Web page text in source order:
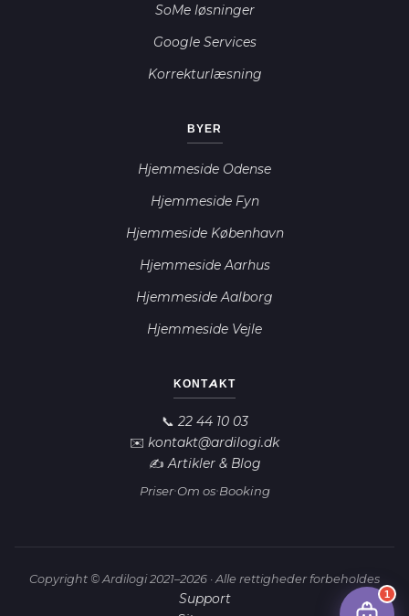
SoMe løsninger
Google Services
Korrekturlæsning
BYER
Hjemmeside Odense
Hjemmeside Fyn
Hjemmeside København
Hjemmeside Aarhus
Hjemmeside Aalborg
Hjemmeside Vejle
KONTAKT
📞 22 44 10 03
✉️ kontakt@ardilogi.dk
✍️ Artikler & Blog
Priser·Om os·Booking
Copyright © Ardilogi 2021–2026 · Alle rettigheder forbeholdes
Support
1
Hej! 👋 Jeg er Ardilogi's AI-assistent.
Jeg hjælper dig med at finde den rette